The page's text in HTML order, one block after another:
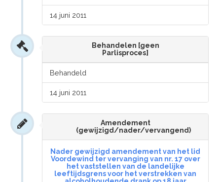
14 juni 2011
Behandelen [geen
Parlisproces]
Behandeld
14 juni 2011
Amendement
(gewijzigd/nader/vervangend)
Nader gewijzigd amendement van het lid
Voordewind ter vervanging van nr. 17 over
het vaststellen van de landelijke
leeftijdsgrens voor het verstrekken van